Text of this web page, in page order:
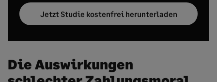
Jetzt Studie kostenfrei herunterladen
Die Auswirkungen